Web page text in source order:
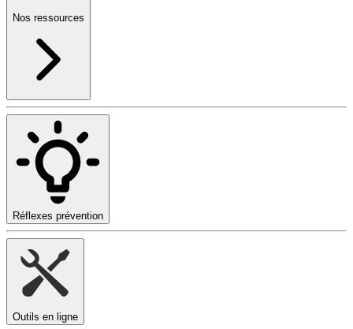
Nos ressources
Réflexes prévention
Outils en ligne